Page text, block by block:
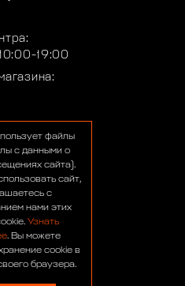
19:00
файлы
с данными о
сайта).
сайт,
с
нами этих
Узнать
. Вы можете
cookie в
браузера.